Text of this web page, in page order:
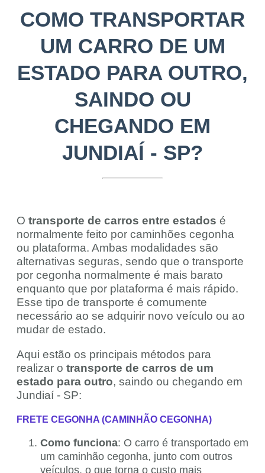
COMO TRANSPORTAR
UM CARRO DE UM
ESTADO PARA OUTRO,
SAINDO OU
CHEGANDO EM
JUNDIAÍ - SP?
O transporte de carros entre estados é
normalmente feito por caminhões cegonha
ou plataforma. Ambas modalidades são
alternativas seguras, sendo que o transporte
por cegonha normalmente é mais barato
enquanto que por plataforma é mais rápido.
Esse tipo de transporte é comumente
necessário ao se adquirir novo veículo ou ao
mudar de estado.
Aqui estão os principais métodos para
realizar o transporte de carros de um
estado para outro, saindo ou chegando em
Jundiaí - SP:
FRETE CEGONHA (CAMINHÃO CEGONHA)
Como funciona: O carro é transportado em
um caminhão cegonha, junto com outros
veículos, o que torna o custo mais